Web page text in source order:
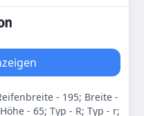
- 195; Breite -
- 65; Typ - R; Typ - r;